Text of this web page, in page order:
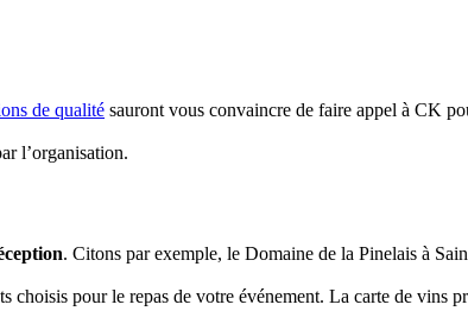
de qualité sauront vous convaincre de faire appel à CK
l’organisation.
. Citons par exemple, le Domaine de la Pinelais à
pour le repas de votre événement. La carte de vins